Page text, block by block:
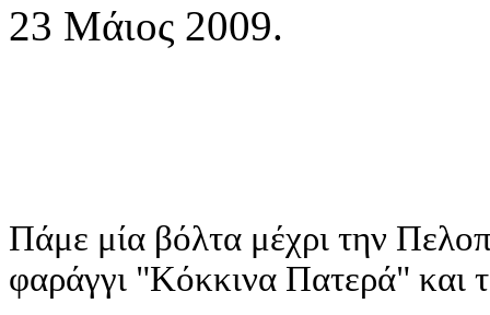
23 Μάιος 2009.
Πάμε μία βόλτα μέχρι την
φαράγγι "Κόκκινα Πατερά" και